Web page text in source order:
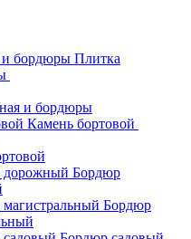
Плитка
и бордюры
Камень бортовой
Бордюр
Бордюр